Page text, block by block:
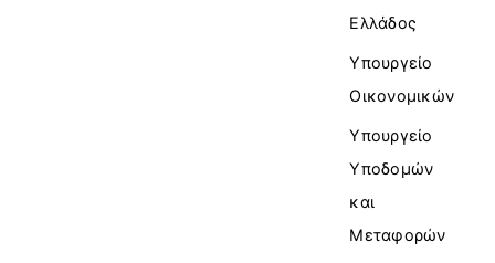
Ελλάδος
Υπουργείο
Οικονομικών
Υπουργείο
Υποδομών
και
Μεταφορών